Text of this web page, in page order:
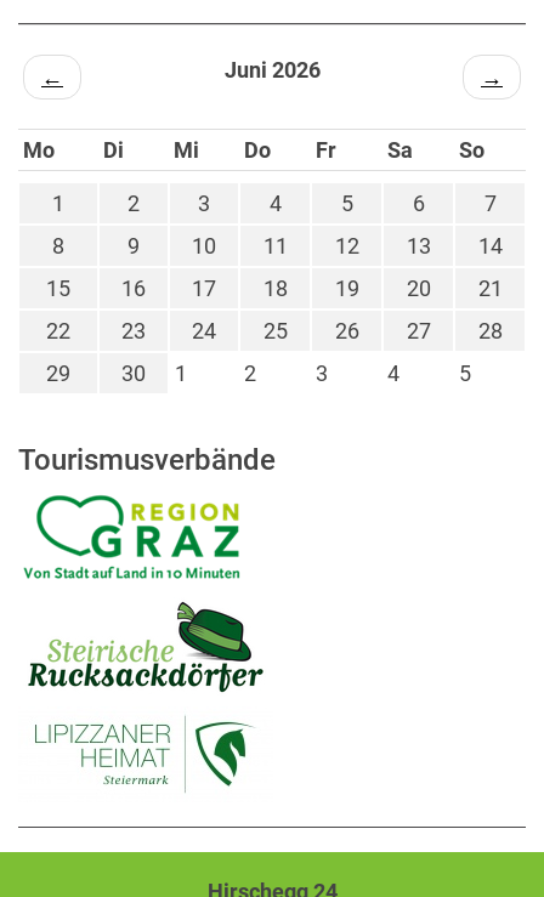
← Juni 2026 →
Mo Di Mi Do Fr Sa So
1 2 3 4 5 6
7
8
9 10 11 12 13
14
15
16 17 18 19 20
21
22
23 24 25 26 27
28
29
30 1 2 3 4 5
Tourismusverbände
Hirschegg 24